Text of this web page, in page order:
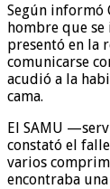
Según informó
hombre que
presentó en la
comunicarse
acudió a la
cama.
El SAMU
constató el
varios
encontraba